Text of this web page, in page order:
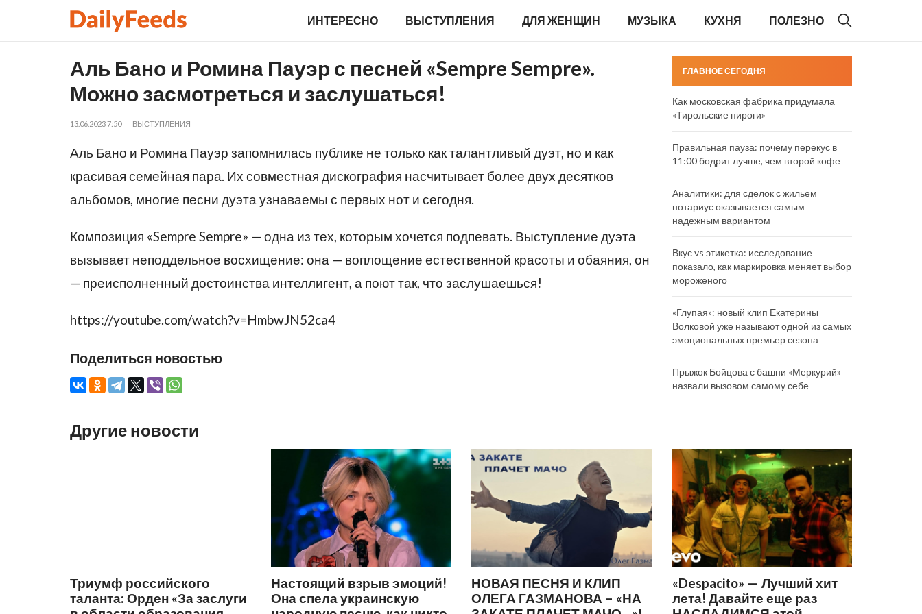
ИНТЕРЕСНО ВЫСТУПЛЕНИЯ ДЛЯ ЖЕНЩИН МУЗЫКА КУХНЯ ПОЛЕЗНО
Аль Бано и Ромина Пауэр с песней «Sempre Sempre».
Можно засмотреться и заслушаться!
13.06.2023 7:50 ВЫСТУПЛЕНИЯ
Аль Бано и Ромина Пауэр запомнилась публике не только как талантливый дуэт, но и как
красивая семейная пара. Их совместная дискография насчитывает более двух десятков
альбомов, многие песни дуэта узнаваемы с первых нот и сегодня.
Композиция «Sempre Sempre» — одна из тех, которым хочется подпевать. Выступление дуэта
вызывает неподдельное восхищение: она — воплощение естественной красоты и обаяния, он
— преисполненный достоинства интеллигент, а поют так, что заслушаешься!
https://youtube.com/watch?v=HmbwJN52ca4
Поделиться новостью
ГЛАВНОЕ СЕГОДНЯ
Как московская фабрика придумала
«Тирольские пироги»
Правильная пауза: почему перекус в
11:00 бодрит лучше, чем второй кофе
Аналитики: для сделок с жильем
нотариус оказывается самым
надежным вариантом
Вкус vs этикетка: исследование
показало, как маркировка меняет выбор
мороженого
«Глупая»: новый клип Екатерины
Волковой уже называют одной из самых
эмоциональных премьер сезона
Прыжок Бойцова с башни «Меркурий»
назвали вызовом самому себе
Другие новости
Триумф российского
таланта: Орден «За заслуги
Настоящий взрыв эмоций!
Она спела украинскую
НОВАЯ ПЕСНЯ И КЛИП
ОЛЕГА ГАЗМАНОВА – «НА
«Despacito» — Лучший хит
лета! Давайте еще раз